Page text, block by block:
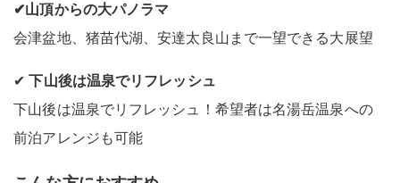
✔山頂からの大パノラマ
会津盆地、猪苗代湖、安達太良山まで一望できる大展望
✔下山後は温泉でリフレッシュ
下山後は温泉でリフレッシュ！希望者は名湯岳温泉への
前泊アレンジも可能